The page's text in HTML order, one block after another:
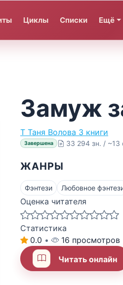
Циклы Списки Ещё
Замуж
Т Таня Волова 3 книги
Завершена 33 294 зн. / ~13
ЖАНРЫ
Фэнтези Любовное
Оценка читателя
Статистика
0.0 •
16 просмотров
Читать онлайн